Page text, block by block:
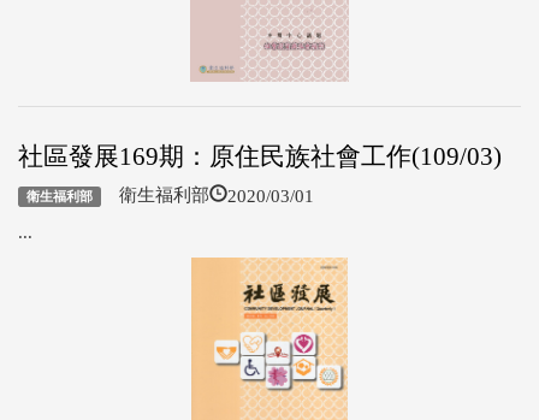
社區發展169期：原住民族社會工作(109/03)
衛生福利部 衛生福利部 2020/03/01
...